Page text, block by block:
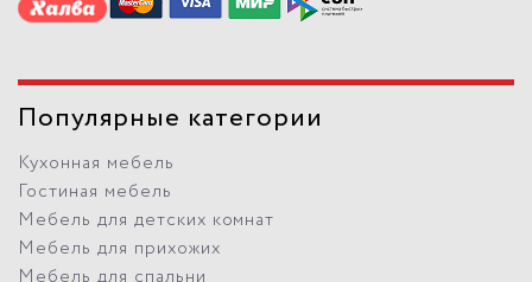
Популярные категории
Кухонная мебель
Гостиная мебель
Мебель для детских комнат
Мебель для прихожих
Мебель для спальни